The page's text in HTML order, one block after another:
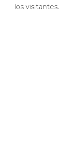
los visitantes.